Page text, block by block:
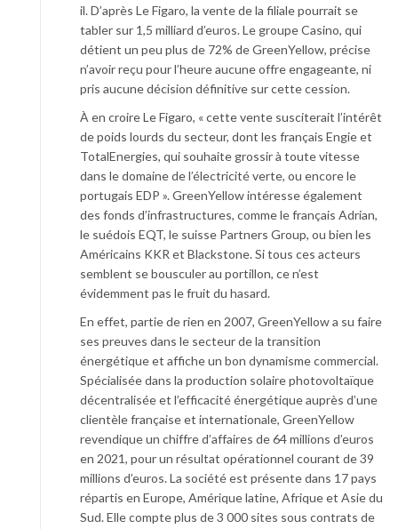
il. D’après Le Figaro, la vente de la filiale pourrait se
tabler sur 1,5 milliard d’euros. Le groupe Casino, qui
détient un peu plus de 72% de GreenYellow, précise
n’avoir reçu pour l’heure aucune offre engageante, ni
pris aucune décision définitive sur cette cession.
À en croire Le Figaro, « cette vente susciterait l’intérêt
de poids lourds du secteur, dont les français Engie et
TotalEnergies, qui souhaite grossir à toute vitesse
dans le domaine de l’électricité verte, ou encore le
portugais EDP ». GreenYellow intéresse également
des fonds d’infrastructures, comme le français Adrian,
le suédois EQT, le suisse Partners Group, ou bien les
Américains KKR et Blackstone. Si tous ces acteurs
semblent se bousculer au portillon, ce n’est
évidemment pas le fruit du hasard.
En effet, partie de rien en 2007, GreenYellow a su faire
ses preuves dans le secteur de la transition
énergétique et affiche un bon dynamisme commercial.
Spécialisée dans la production solaire photovoltaïque
décentralisée et l’efficacité énergétique auprès d’une
clientèle française et internationale, GreenYellow
revendique un chiffre d’affaires de 64 millions d’euros
en 2021, pour un résultat opérationnel courant de 39
millions d’euros. La société est présente dans 17 pays
répartis en Europe, Amérique latine, Afrique et Asie du
Sud. Elle compte plus de 3 000 sites sous contrats de